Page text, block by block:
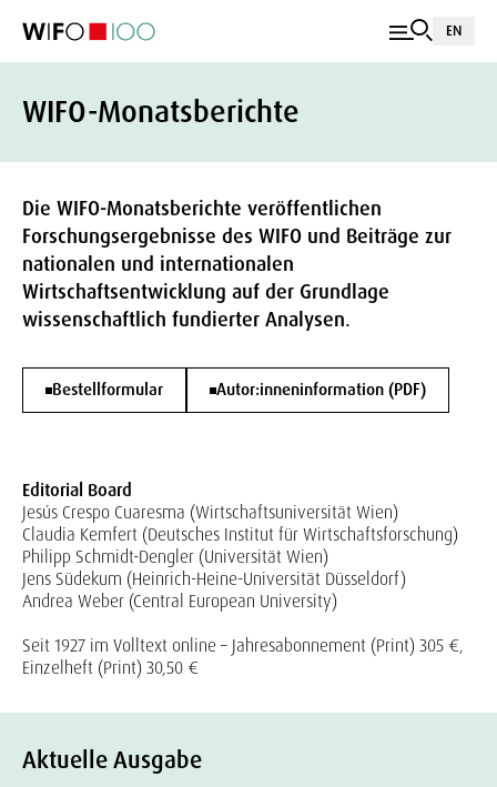
EN
WIFO-Monatsberichte
Die WIFO-Monatsberichte veröffentlichen
Forschungsergebnisse des WIFO und Beiträge zur
nationalen und internationalen
Wirtschaftsentwicklung auf der Grundlage
wissenschaftlich fundierter Analysen.
Bestellformular Autor:inneninformation (PDF)
Editorial Board
Jesús Crespo Cuaresma (Wirtschaftsuniversität Wien)
Claudia Kemfert (Deutsches Institut für Wirtschaftsforschung)
Philipp Schmidt-Dengler (Universität Wien)
Jens Südekum (Heinrich-Heine-Universität Düsseldorf)
Andrea Weber (Central European University)
Seit 1927 im Volltext online – Jahresabonnement (Print) 305 €,
Einzelheft (Print) 30,50 €
Aktuelle Ausgabe